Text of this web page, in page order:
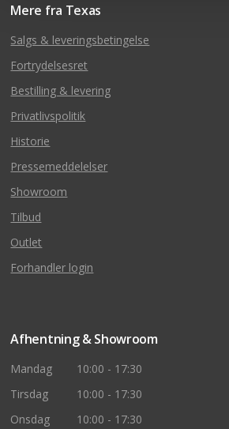
Mere fra Texas
Salgs & leveringsbetingelse
Fortrydelsesret
Bestilling & levering
Privatlivspolitik
Historie
Pressemeddelelser
Showroom
Tilbud
Outlet
Forhandler login
Afhentning & Showroom
Mandag
10:00 - 17:30
Tirsdag
10:00 - 17:30
Onsdag
10:00 - 17:30